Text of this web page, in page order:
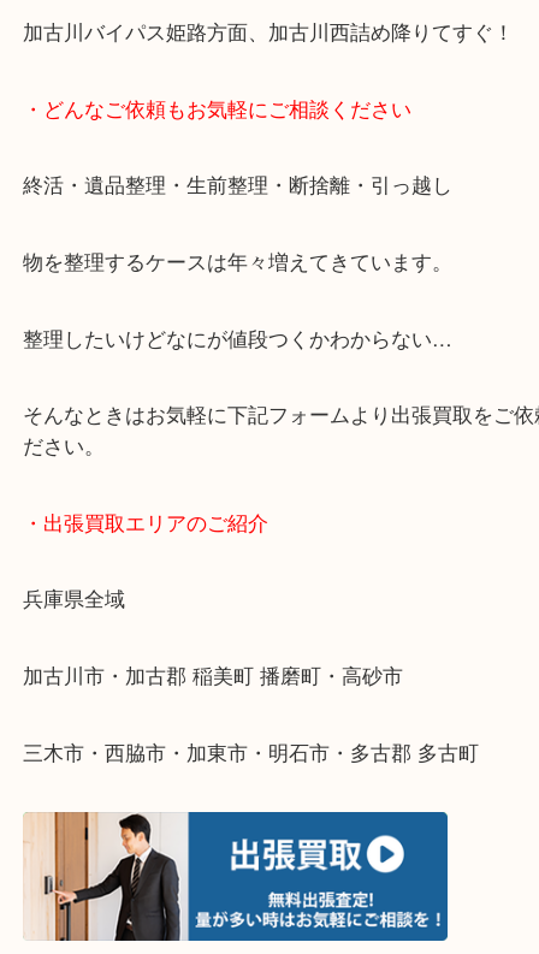
・最寄り駅
JR神戸線/加古川駅・宝殿駅
・お車の方
加古川バイパス姫路方面、加古川西詰め降りてすぐ
・どんなご依頼もお気軽にご相談ください
終活・遺品整理・生前整理・断捨離・引っ越し
物を整理するケースは年々増えてきています。
整理したいけどなにが値段つくかわからない…
そんなときはお気軽に下記フォームより出張買取を
・出張買取エリアのご紹介
兵庫県全域